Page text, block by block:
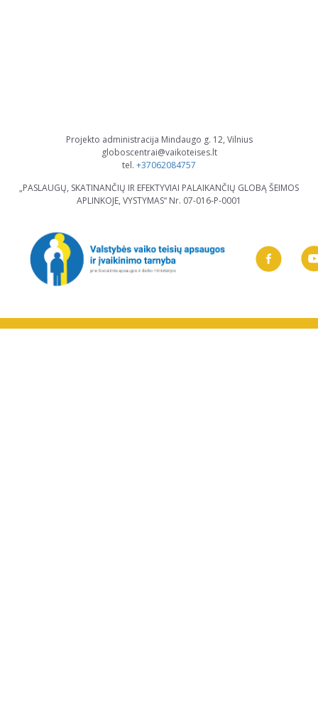
Projekto administracija Mindaugo g. 12, Vilnius
globoscentrai@vaikoteises.lt
tel. +37062084757
„PASLAUGŲ, SKATINANČIŲ IR EFEKTYVIAI PALAIKANČIŲ GLOBĄ ŠEIMOS
APLINKOJE, VYSTYMAS“ Nr. 07-016-P-0001